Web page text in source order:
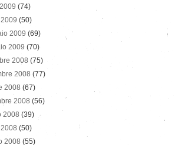
(74)
(50)
2009 (69)
2009 (70)
2008 (75)
2008 (77)
2008 (67)
2008 (56)
2008 (39)
(50)
2008 (55)